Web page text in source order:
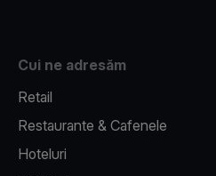
Cui ne adresăm
Retail
Restaurante & Cafenele
Hoteluri